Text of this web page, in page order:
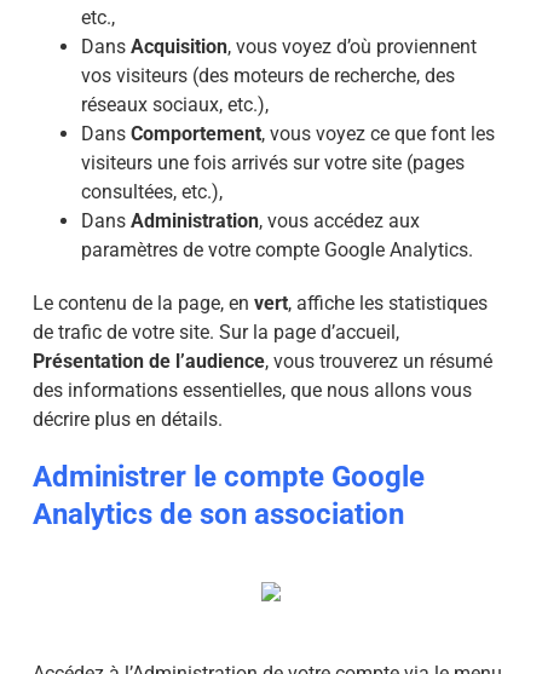
etc.,
Dans Acquisition, vous voyez d’où proviennent
vos visiteurs (des moteurs de recherche, des
réseaux sociaux, etc.),
Dans Comportement, vous voyez ce que font les
visiteurs une fois arrivés sur votre site (pages
consultées, etc.),
Dans Administration, vous accédez aux
paramètres de votre compte Google Analytics.
Le contenu de la page, en vert, affiche les statistiques
de trafic de votre site. Sur la page d’accueil,
Présentation de l’audience, vous trouverez un résumé
des informations essentielles, que nous allons vous
décrire plus en détails.
Administrer le compte Google
Analytics de son association